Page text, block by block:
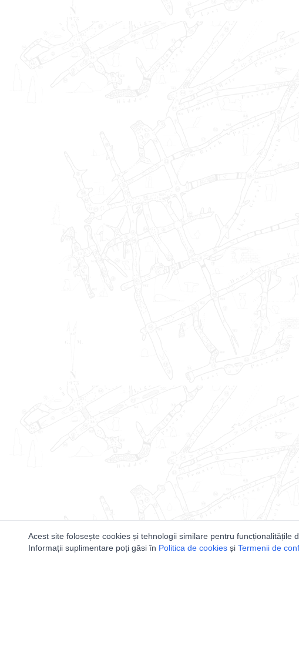
Acest site folosește cookies și tehnologii similare pentru funcționalitățile
Informații suplimentare poți găsi în Politica de cookies și Termenii de